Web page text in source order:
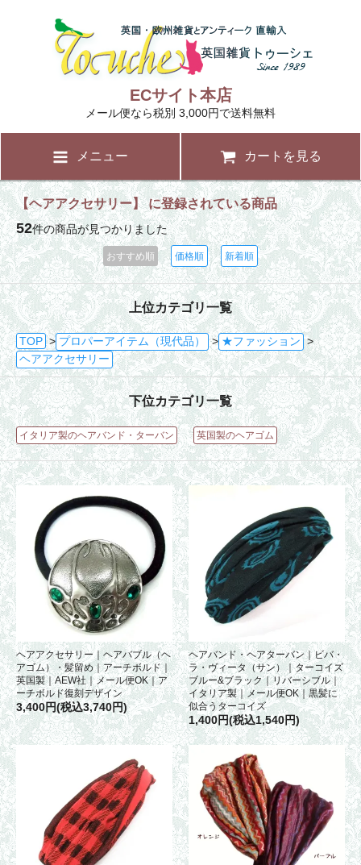
ECサイト本店
メール便なら税別 3,000円で送料無料
メニュー カートを見る
【ヘアアクセサリー】 に登録されている商品
52件の商品が見つかりました
おすすめ順 価格順 新着順
上位カテゴリ一覧
TOP > プロパーアイテム（現代品） > ★ファッション >
ヘアアクセサリー
下位カテゴリ一覧
イタリア製のヘアバンド・ターバン 英国製のヘアゴム
ヘアアクセサリー｜ヘアバブル（ヘ
アゴム）・髪留め｜アーチボルド｜
英国製｜AEW社｜メール便OK｜ア
ーチボルド復刻デザイン
3,400円(税込3,740円)
ヘアバンド・ヘアターバン｜ビバ・
ラ・ヴィータ（サン）｜ターコイズ
ブルー&ブラック｜リバーシブル｜
イタリア製｜メール便OK｜黒髪に
似合うターコイズ
1,400円(税込1,540円)